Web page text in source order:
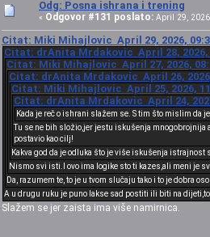
Odg: Posna ishrana i trening
« Odgovor #131 poslato: April 29,
Citat: Miki Mihajlovic April 29, 2026,
Citat: drAnita Mrdakovic April 28, 2026,
Citat: Miki Mihajlovic April 27, 2026,
Citat: drAnita Mrdakovic April 26,
Citat: Miki Mihajlovic April 25, 2026,
Citat: drAnita Mrdakovic April 24,
Kada je reč o ishrani slažem se. S tim što mislim
Tu se ne bih složio,jer jestu iskušenja mnogobrojnija
postavio kao cilj!
Kakva god da je odluka što je više iskušenja
Nismo svi isti.I ovo ima logike sto ti kazes,ali meni je
Da, razumem te, to je u tvom slučaju tako i to je dobra
A u drugu ruku je puno lakse sad postiti ili biti na
Slažem se jer zaista ima više namirnica.